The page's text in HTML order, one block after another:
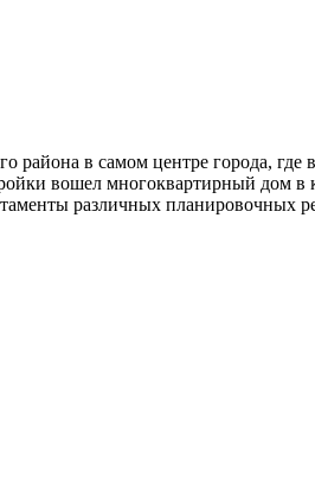
в самом центре города, где
вошел многоквартирный дом
различных планировочных